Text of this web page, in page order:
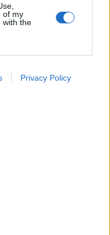
of my
with the
storage
Privacy Policy